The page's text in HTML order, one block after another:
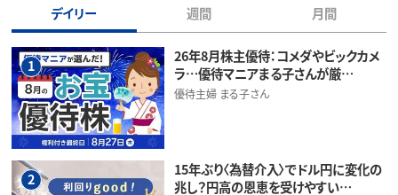
デイリー 週間 月間
1
26年8月株主優待：コメダやビックカメ
ラ…優待マニアまる子さんが厳…
優待主婦 まる子さん
2
15年ぶり〈為替介入〉でドル円に変化の
兆し？円高の恩恵を受けやすい…